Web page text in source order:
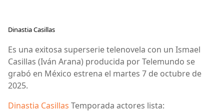
Dinastia Casillas
Es una exitosa superserie telenovela con un Ismael
Casillas (Iván Arana) producida por Telemundo se
grabó en México estrena el martes 7 de octubre de
2025.
Dinastia Casillas Temporada actores lista: